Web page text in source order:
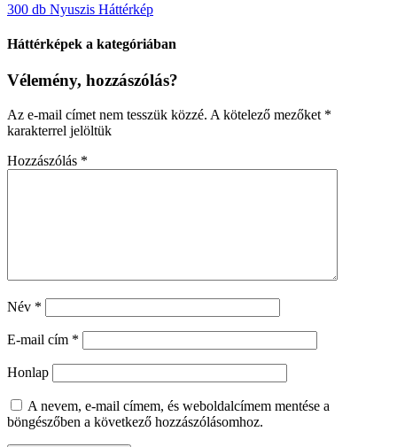
300 db Nyuszis Háttérkép
Háttérképek a kategóriában
Vélemény, hozzászólás?
Az e-mail címet nem tesszük közzé. A kötelező mezőket *
karakterrel jelöltük
Hozzászólás *
Név *
E-mail cím *
Honlap
A nevem, e-mail címem, és weboldalcímem mentése a
böngészőben a következő hozzászólásomhoz.